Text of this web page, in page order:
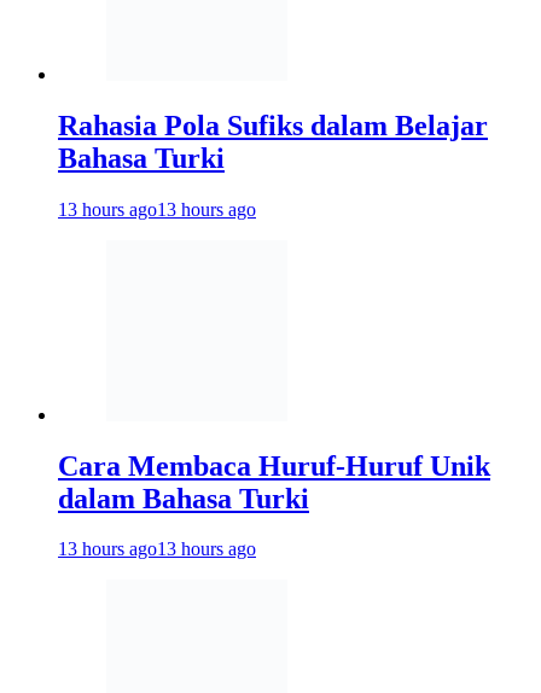
Rahasia Pola Sufiks dalam Belajar
Bahasa Turki
13 hours ago13 hours ago
Cara Membaca Huruf-Huruf Unik
dalam Bahasa Turki
13 hours ago13 hours ago